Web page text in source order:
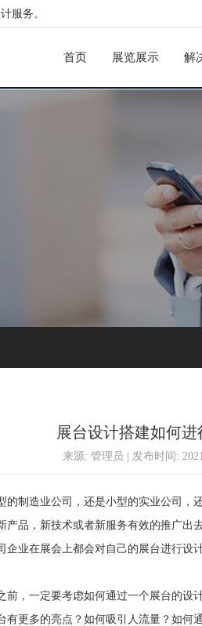
服务。
首页 展览展示 解
展台设计搭建如何
来源: 管理员 | 发布时间:
制造业公司，还是小型的实业公司，
产品，新技术或者新服务有效的推广
企业在展会上都会对自己的展台进行设
，一定要考虑如何通过一个展台的设
有更多的亮点？如何吸引人流量？如